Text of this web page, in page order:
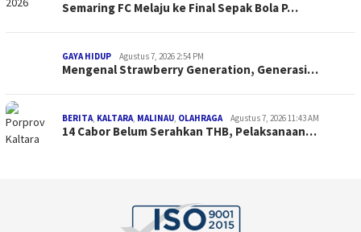
Semaring FC Melaju ke Final Sepak Bola P…
GAYA HIDUP Agustus 7, 2026 2:54 PM
Mengenal Strawberry Generation, Generasi…
BERITA, KALTARA, MALINAU, OLAHRAGA Agustus 7, 2026 11:43 AM
14 Cabor Belum Serahkan THB, Pelaksanaan…